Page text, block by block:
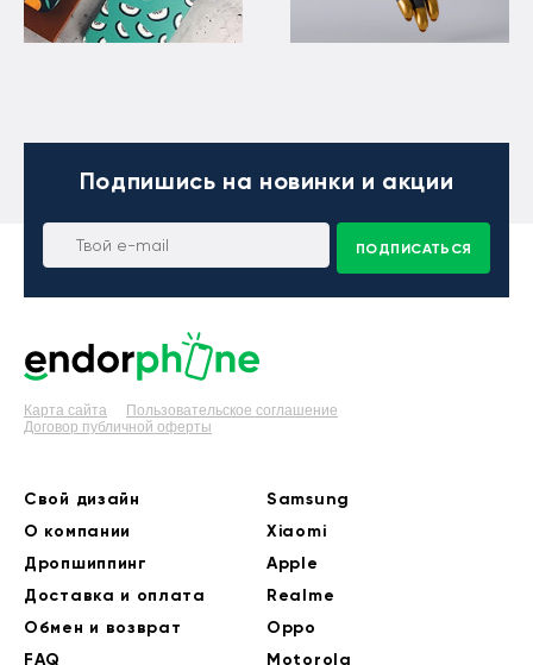
Подпишись на новинки и акции
ПОДПИСАТЬСЯ
Карта сайта
Пользовательское соглашение
Договор публичной оферты
Свой дизайн
О компании
Дропшиппинг
Доставка и оплата
Обмен и возврат
FAQ
Samsung
Xiaomi
Apple
Realme
Oppo
Motorola